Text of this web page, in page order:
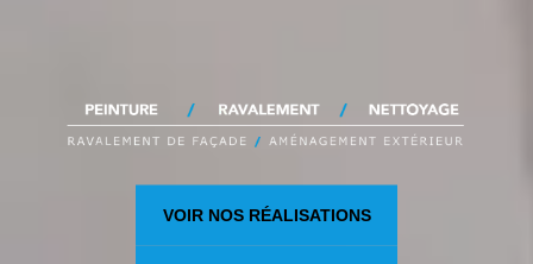
VOIR NOS RÉALISATIONS